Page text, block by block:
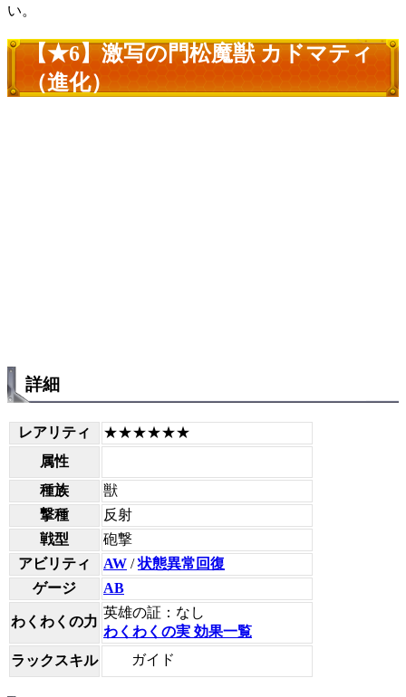
い。
【★6】激写の門松魔獣 カドマティ
（進化）
詳細
レアリティ
★★★★★★
属性
種族
獣
撃種
反射
戦型
砲撃
アビリティ
AW /状態異常回復
ゲージ
AB
わくわくの力
英雄の証：なし
わくわくの実 効果一覧
ラックスキル
ガイド